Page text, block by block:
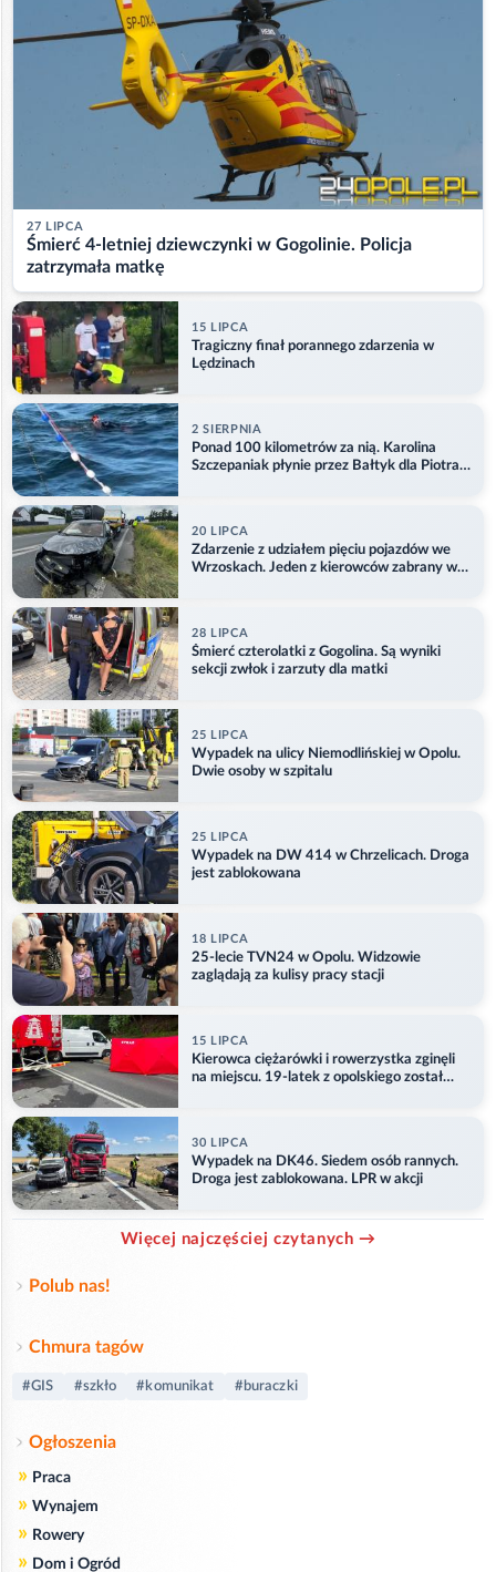
27 LIPCA
Śmierć 4-letniej dziewczynki w Gogolinie. Policja
zatrzymała matkę
15 LIPCA
Tragiczny finał porannego zdarzenia w
Lędzinach
2 SIERPNIA
Ponad 100 kilometrów za nią. Karolina
Szczepaniak płynie przez Bałtyk dla Piotra.
20 LIPCA
Zdarzenie z udziałem pięciu pojazdów we
Wrzoskach. Jeden z kierowców zabrany w
28 LIPCA
Śmierć czterolatki z Gogolina. Są wyniki
sekcji zwłok i zarzuty dla matki
25 LIPCA
Wypadek na ulicy Niemodlińskiej w Opolu.
Dwie osoby w szpitalu
25 LIPCA
Wypadek na DW 414 w Chrzelicach. Droga
jest zablokowana
18 LIPCA
25-lecie TVN24 w Opolu. Widzowie
zaglądają za kulisy pracy stacji
15 LIPCA
Kierowca ciężarówki i rowerzystka zginęli
na miejscu. 19-latek z opolskiego został
30 LIPCA
Wypadek na DK46. Siedem osób rannych.
Droga jest zablokowana. LPR w akcji
Więcej najczęściej czytanych →
Polub nas!
Chmura tagów
#GIS #szkło #komunikat #buraczki
Ogłoszenia
» Praca
» Wynajem
» Rowery
» Dom i Ogród